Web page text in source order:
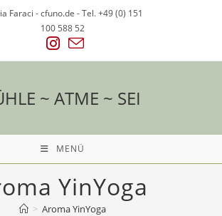
Faraci - cfuno.de - Tel. +49 (0) 151
100 588 52
~ ATME ~ SEI
MENÜ
YinYoga
> Aroma YinYoga